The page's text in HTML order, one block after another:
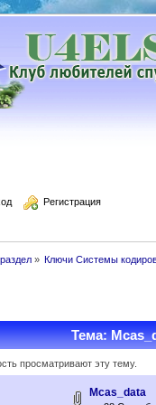
Регистрация
» Ключи Системы
Тема:
просматривают эту тему.
Mcas_data